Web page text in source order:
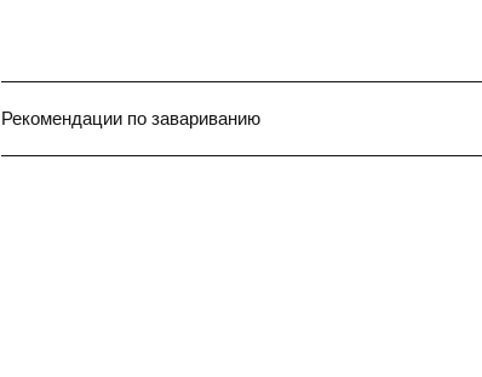
Рекомендации по завариванию